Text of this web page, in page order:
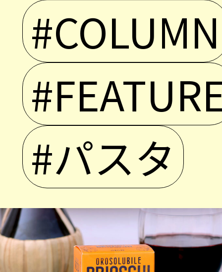
#COLUMN
#パスタ